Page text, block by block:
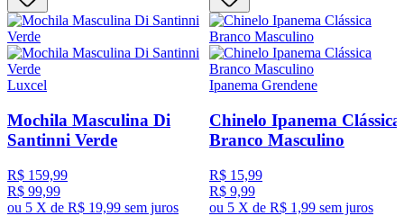
Luxcel
Mochila Masculina Di
Santinni Verde
R$ 159,99
R$ 99,99
ou 5 X de R$ 19,99 sem juros
Ipanema Grendene
Chinelo Ipanema Clássica
Branco Masculino
R$ 15,99
R$ 9,99
ou 5 X de R$ 1,99 sem juros